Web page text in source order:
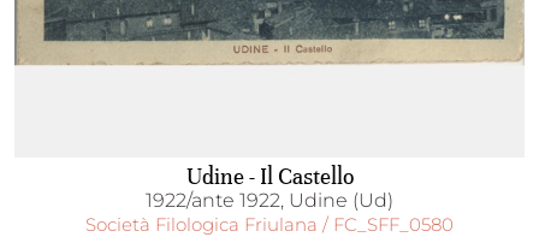
Udine - Il Castello
1922/ante 1922, Udine (Ud)
Società Filologica Friulana / FC_SFF_0580